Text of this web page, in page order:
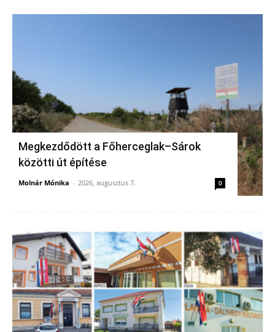
Megkezdődött a Főherceglak–Sárok
közötti út építése
Molnár Mónika - 2026, augusztus 7. 0